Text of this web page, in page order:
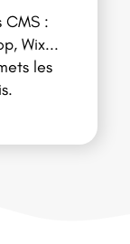
CMS :
Wix...
les